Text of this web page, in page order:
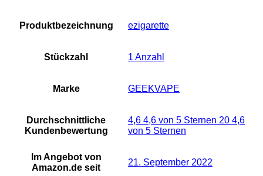
Produktbezeichnung ‎ezigarette
Stückzahl ‎1 Anzahl
Marke GEEKVAPE
Durchschnittliche
Kundenbewertung
4,6 4,6 von 5 Sternen 20 4,6
von 5 Sternen
Im Angebot von
Amazon.de seit
21. September 2022